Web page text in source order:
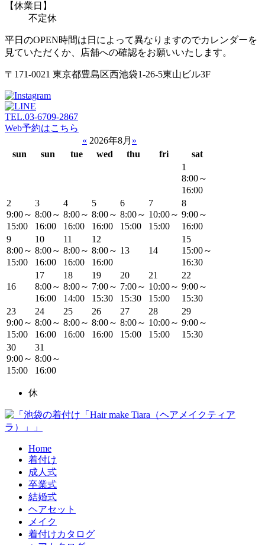
【休業日】
不定休
平日のOPEN時間は日によって異なりますのでカレンダーを
見ていただくか、店舗への確認をお願いいたします。
〒171-0021 東京都豊島区西池袋1-26-5東山ビル3F
TEL.03-6709-2867
Web予約はこちら
« 2026年8月 »
sun
sun tue wed thu fri
sat
1
8:00～
16:00
2
9:00～
15:00
3
8:00～
16:00
4
8:00～
16:00
5
8:00～
16:00
6
8:00～
15:00
7
10:00～
15:00
8
9:00～
16:00
9
8:00～
15:00
10
8:00～
16:00
11
8:00～
16:00
12
8:00～
16:00
13 14
15
15:00～
16:30
16
17
8:00～
16:00
18
8:00～
14:00
19
7:00～
15:30
20
7:00～
15:30
21
10:00～
15:00
22
9:00～
15:30
23
9:00～
15:00
24
8:00～
16:00
25
8:00～
16:00
26
8:00～
16:00
27
8:00～
15:00
28
10:00～
15:00
29
9:00～
15:30
30
9:00～
15:00
31
8:00～
16:00
休
Home
着付け
成人式
卒業式
結婚式
ヘアセット
メイク
着付けカタログ